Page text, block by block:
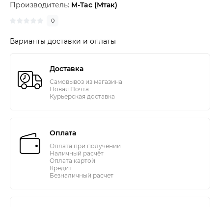
Производитель: M-Tac (Мтак)
0
Варианты доставки и оплаты
Доставка
Самовывоз из магазина
Новая Почта
Курьерская доставка
Оплата
Оплата при получении
Наличный расчёт
Оплата картой
Кредит
Безналичный расчет